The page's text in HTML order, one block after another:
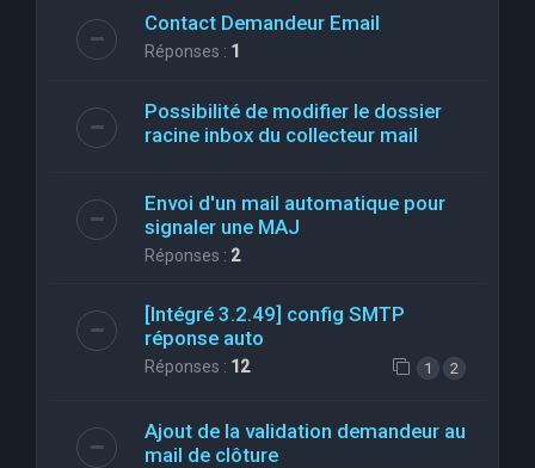
Contact Demandeur Email
Réponses : 1
Possibilité de modifier le dossier
racine inbox du collecteur mail
Envoi d'un mail automatique pour
signaler une MAJ
Réponses : 2
[Intégré 3.2.49] config SMTP
réponse auto
Réponses : 12 1 2
Ajout de la validation demandeur au
mail de clôture